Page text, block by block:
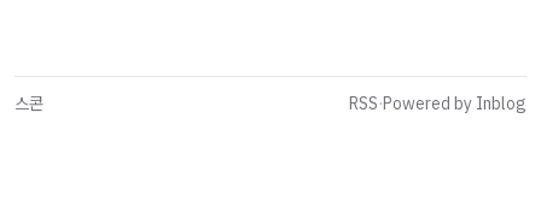
스콘 RSS·Powered by Inblog